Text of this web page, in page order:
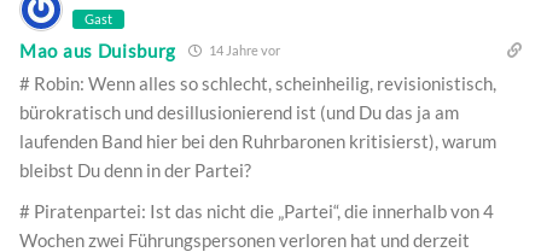
Gast
Mao aus Duisburg 14 Jahre vor
# Robin: Wenn alles so schlecht, scheinheilig, revisionistisch,
bürokratisch und desillusionierend ist (und Du das ja am
laufenden Band hier bei den Ruhrbaronen kritisierst), warum
bleibst Du denn in der Partei?
# Piratenpartei: Ist das nicht die „Partei“, die innerhalb von 4
Wochen zwei Führungspersonen verloren hat und derzeit